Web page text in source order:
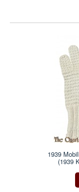
1939
(1939